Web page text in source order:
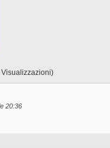
20:36